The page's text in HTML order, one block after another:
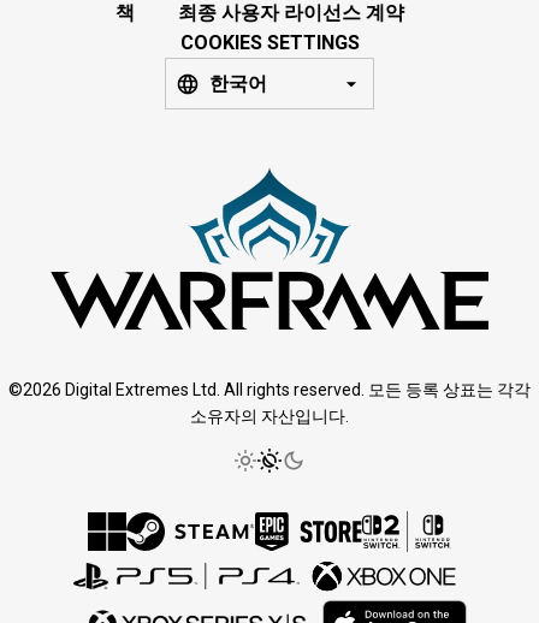
책
최종 사용자 라이선스 계약
COOKIES SETTINGS
한국어
©2026 Digital Extremes Ltd. All rights reserved. 모든 등록 상표는 각각
소유자의 자산입니다.